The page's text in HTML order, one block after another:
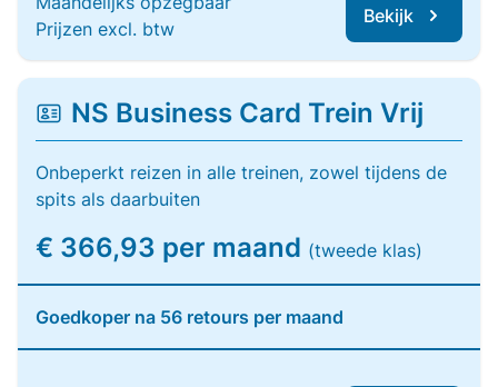
Prijzen excl. btw
Bekijk
NS Business Card Trein Vrij
Onbeperkt reizen in alle treinen, zowel tijdens de
spits als daarbuiten
€ 366,93 per maand (tweede klas)
Goedkoper na 56 retours per maand